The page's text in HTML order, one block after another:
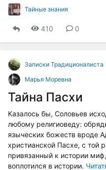
Тайные знания
410 0
Записки Традиционалиста
Марья Моревна
Тайна Пасхи
Казалось бы, Соловьев
любому религиоведу:
языческих божеств вроде
христианской Пасхе, с той
привязанный к истории
воплотился в истории.